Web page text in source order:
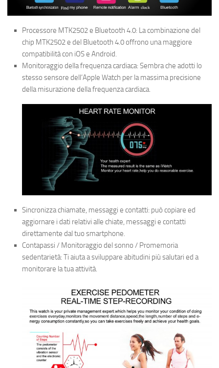
Processore MTK2502 e Bluetooth 4.0: La combinazione del
chip MTK2502 e del Bluetooth 4.0 offrono una maggiore
compatibilità con iOS e Android.
Monitoraggio della frequenza cardiaca: Sembra che adotti lo
stesso sensore dell’Apple Watch per la massima precisione
della misurazione della frequenza cardiaca.
Sincronizza chiamate, messaggi e contatti: può copiare ed
aggiornare i dati relativi alle chiate, messaggi e contatti
direttamente dal tuo smartphone.
Contapassi / Monitoraggio del sonno / Promemoria
sedentarietà: Ti aiuta a sviluppare abitudini più salutari ed a
monitorare la tua attività.